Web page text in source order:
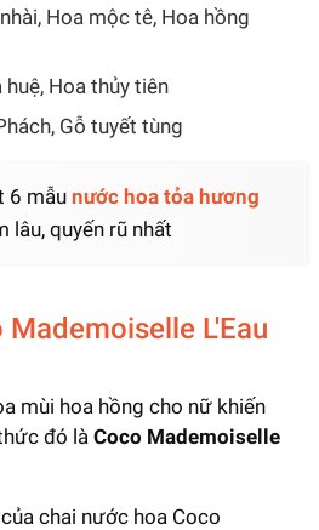
Hoa mộc tê, Hoa hồng
Hoa thủy tiên
Gỗ tuyết tùng
6 mẫunước hoa tỏa hương
lâu, quyến rũ nhất
L'Eau
mùi hoa hồng cho nữ khiến
đó là Coco Mademoiselle
chai nước hoa Coco